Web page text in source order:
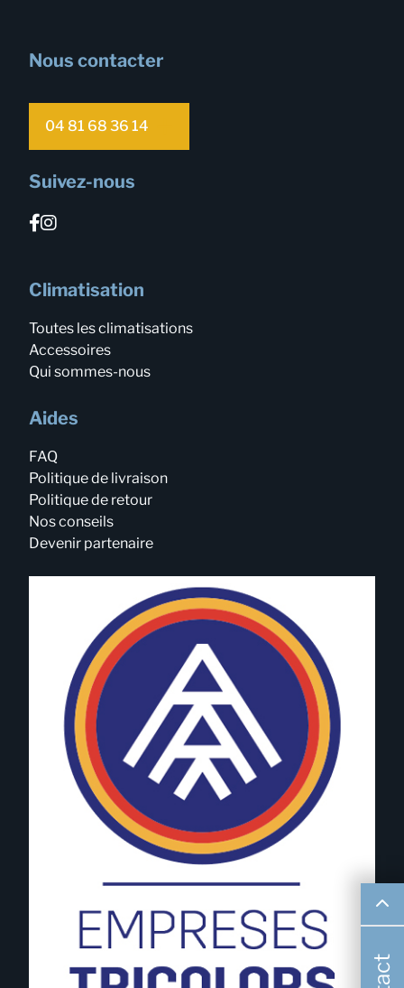
Nous contacter
04 81 68 36 14
Suivez-nous
Climatisation
Toutes les climatisations
Accessoires
Qui sommes-nous
Aides
FAQ
Politique de livraison
Politique de retour
Nos conseils
Devenir partenaire